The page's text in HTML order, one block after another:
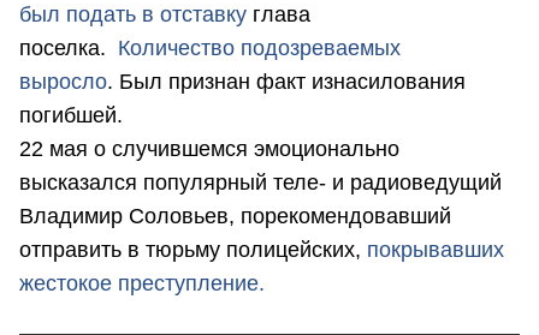
был подать в отставку глава
поселка. Количество подозреваемых
выросло. Был признан факт изнасилования
погибшей.
22 мая о случившемся эмоционально
высказался популярный теле- и радиоведущий
Владимир Соловьев, порекомендовавший
отправить в тюрьму полицейских, покрывавших
жестокое преступление.